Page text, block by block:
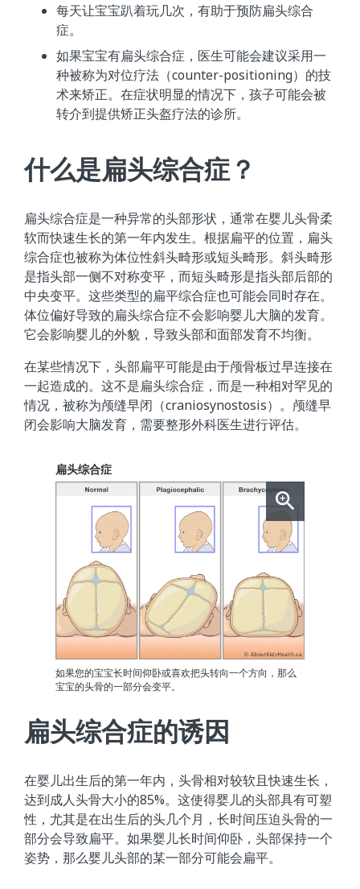
每天让宝宝趴着玩几次，有助于预防扁头综合
症。
如果宝宝有扁头综合症，医生可能会建议采用一
种被称为对位疗法（counter-positioning）的技
术来矫正。在症状明显的情况下，孩子可能会被
转介到提供矫正头盔疗法的诊所。
什么是扁头综合症？
扁头综合症是一种异常的头部形状，通常在婴儿头骨柔
软而快速生长的第一年内发生。根据扁平的位置，扁头
综合症也被称为体位性斜头畸形或短头畸形。斜头畸形
是指头部一侧不对称变平，而短头畸形是指头部后部的
中央变平。这些类型的扁平综合症也可能会同时存在。
体位偏好导致的扁头综合症不会影响婴儿大脑的发育。
它会影响婴儿的外貌，导致头部和面部发育不均衡。
在某些情况下，头部扁平可能是由于颅骨板过早连接在
一起造成的。这不是扁头综合症，而是一种相对罕见的
情况，被称为颅缝早闭（craniosynostosis）。颅缝早
闭会影响大脑发育，需要整形外科医生进行评估。
扁头综合症
如果您的宝宝长时间仰卧或喜欢把头转向一个方向，那么
宝宝的头骨的一部分会变平。
扁头综合症的诱因
在婴儿出生后的第一年内，头骨相对较软且快速生长，
达到成人头骨大小的85%。这使得婴儿的头部具有可塑
性，尤其是在出生后的头几个月，长时间压迫头骨的一
部分会导致扁平。如果婴儿长时间仰卧，头部保持一个
姿势，那么婴儿头部的某一部分可能会扁平。